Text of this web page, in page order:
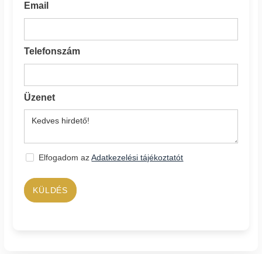
Email
Telefonszám
Üzenet
Elfogadom azAdatkezelési tájékoztatót
KÜLDÉS